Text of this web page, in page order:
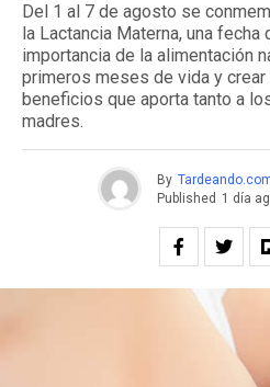
Del 1 al 7 de agosto se
la Lactancia Materna, una
importancia de la alimentación
primeros meses de vida y
beneficios que aporta tanto a
madres.
By
Published 1 día